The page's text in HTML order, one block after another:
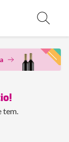
tem.